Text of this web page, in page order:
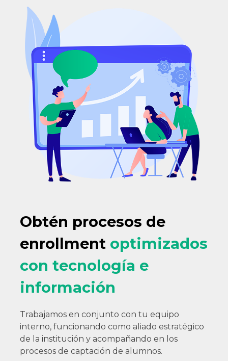
Obtén procesos de
enrollment optimizados
con tecnología e
información
Trabajamos en conjunto con tu equipo
interno, funcionando como aliado estratégico
de la institución y acompañando en los
procesos de captación de alumnos.